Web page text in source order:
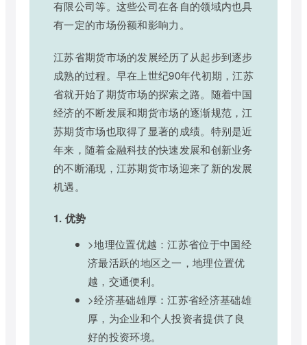
有限公司等。这些公司在各自的领域内也具
有一定的市场份额和影响力。
江苏省期货市场的发展经历了从起步到逐步
成熟的过程。早在上世纪90年代初期，江苏
省就开始了期货市场的探索之路。随着中国
经济的不断发展和期货市场的逐渐规范，江
苏期货市场也取得了显著的成绩。特别是近
年来，随着金融科技的快速发展和创新业务
的不断涌现，江苏期货市场迎来了新的发展
机遇。
1. 优势
>地理位置优越：江苏省位于中国经
济最活跃的地区之一，地理位置优
越，交通便利。
>经济基础雄厚：江苏省经济基础雄
厚，为企业和个人投资者提供了良
好的投资环境。